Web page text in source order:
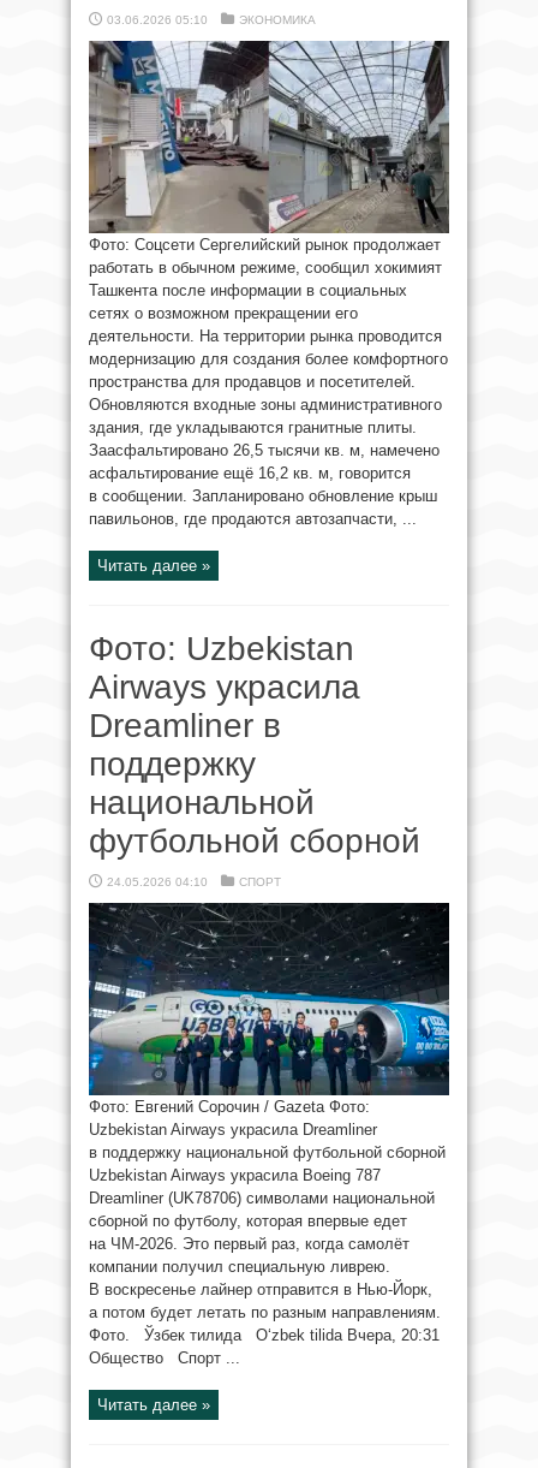
03.06.2026 05:10 ЭКОНОМИКА
Фото: Соцсети Сергелийский рынок продолжает
работать в обычном режиме, сообщил хокимият
Ташкента после информации в социальных
сетях о возможном прекращении его
деятельности. На территории рынка проводится
модернизацию для создания более комфортного
пространства для продавцов и посетителей.
Обновляются входные зоны административного
здания, где укладываются гранитные плиты.
Заасфальтировано 26,5 тысячи кв. м, намечено
асфальтирование ещё 16,2 кв. м, говорится
в сообщении. Запланировано обновление крыш
павильонов, где продаются автозапчасти, ...
Читать далее »
Фото: Uzbekistan
Airways украсила
Dreamliner в
поддержку
национальной
футбольной сборной
24.05.2026 04:10 СПОРТ
Фото: Евгений Сорочин / Gazeta Фото:
Uzbekistan Airways украсила Dreamliner
в поддержку национальной футбольной сборной
Uzbekistan Airways украсила Boeing 787
Dreamliner (UK78706) символами национальной
сборной по футболу, которая впервые едет
на ЧМ-2026. Это первый раз, когда самолёт
компании получил специальную ливрею.
В воскресенье лайнер отправится в Нью-Йорк,
а потом будет летать по разным направлениям.
Фото. Ўзбек тилида O‘zbek tilida Вчера, 20:31
Общество Спорт ...
Читать далее »